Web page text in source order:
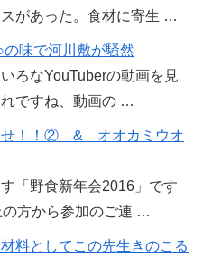
があった。食材に寄生 …
味で河川敷が騒然
ろなYouTuberの動画を見
ですね、動画の …
せ！！② & オオカミウオ
「野食新年会2016」です
方から参加のご連 …
料としてこの先生きのこる